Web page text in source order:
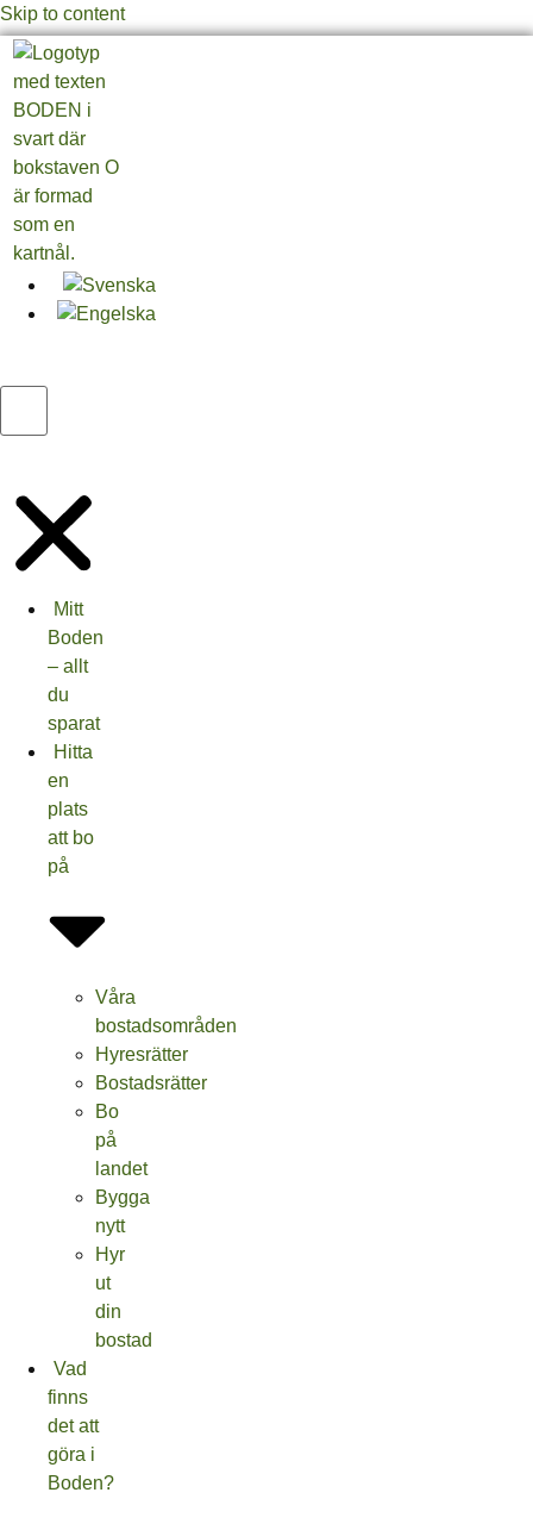
Skip to content
Mitt
Boden
– allt
du
sparat
Hitta
en
plats
att bo
på
Våra
bostadsområden
Hyresrätter
Bostadsrätter
Bo
på
landet
Bygga
nytt
Hyr
ut
din
bostad
Vad
finns
det att
göra i
Boden?